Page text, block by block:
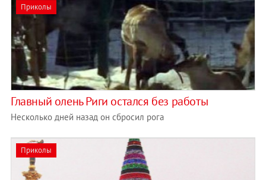
Приколы
Главный олень Риги остался без работы
Несколько дней назад он сбросил рога
Приколы